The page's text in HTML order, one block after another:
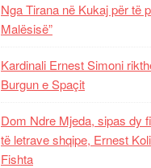
Nga Tirana në Kukaj për të
Malësisë”
Kardinali Ernest Simoni
Burgun e Spaçit
Dom Ndre Mjeda, sipas dy
të letrave shqipe, Ernest
Fishta